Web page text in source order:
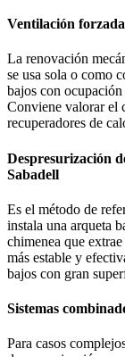
Ventilación
La renovación
se usa sola o como
bajos con
Conviene valorar el
recuperadores de
Despresurización
Sabadell
Es el método de
instala una arqueta
chimenea que
más estable y
bajos con gran
Sistemas
Para casos